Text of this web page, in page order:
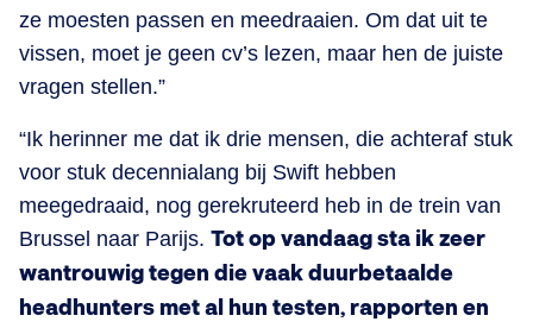
ze moesten passen en meedraaien. Om dat uit te
vissen, moet je geen cv’s lezen, maar hen de juiste
vragen stellen.”
“Ik herinner me dat ik drie mensen, die achteraf stuk
voor stuk decennialang bij Swift hebben
meegedraaid, nog gerekruteerd heb in de trein van
Brussel naar Parijs. Tot op vandaag sta ik zeer
wantrouwig tegen die vaak duurbetaalde
headhunters met al hun testen, rapporten en